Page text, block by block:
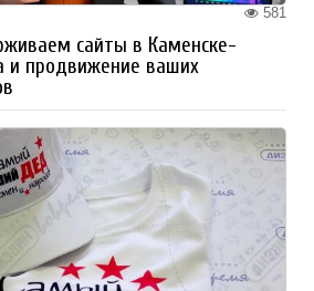
581
сайты в Каменске-
и продвижение ваших